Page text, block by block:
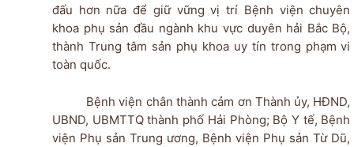
đấu hơn nữa để giữ vững vị trí Bệnh viện chuyên
khoa phụ sản đầu ngành khu vực duyên hải Bắc Bộ,
thành Trung tâm sản phụ khoa uy tín trong phạm vi
toàn quốc.
Bệnh viện chân thành cảm ơn Thành ủy, HĐND,
UBND, UBMTTQ thành phố Hải Phòng; Bộ Y tế, Bệnh
viện Phụ sản Trung ương, Bệnh viện Phụ sản Từ Dũ,